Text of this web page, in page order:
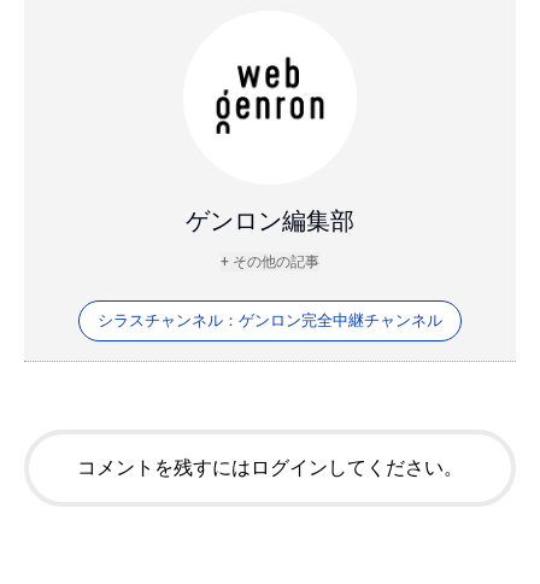
ゲンロン編集部
+ その他の記事
シラスチャンネル：ゲンロン完全中継チャンネル
コメントを残すにはログインしてください。